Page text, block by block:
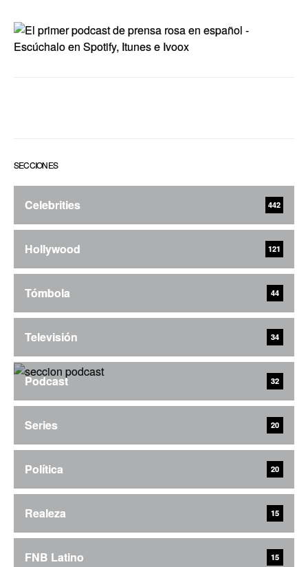
SECCIONES
Celebrities 442
Hollywood 121
Tómbola 44
Televisión 34
Podcast 32
Series 20
Política 20
Realeza 15
FNB Latino 15